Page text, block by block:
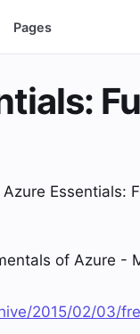
Pages
Essentials:
of Azure -
2015/02/03/